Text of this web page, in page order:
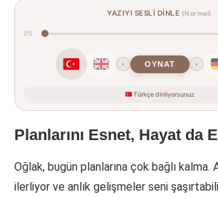
YAZIYI SESLİ DİNLE (Normal)
0%
‹ OYNAT ›
Türkçe dinliyorsunuz
Planlarını Esnet, Hayat da
Oğlak, bugün planlarına çok bağlı kalma.
ilerliyor ve anlık gelişmeler seni